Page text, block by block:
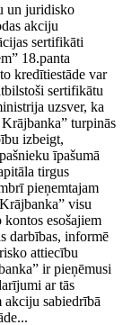
un juridisko
akciju
sertifikāti
18.panta
kredītiestāde var
sertifikātu
uzsver, ka
turpinās
izbeigt,
īpašumā
tirgus
pieņemtajam
visu
kontos esošajiem
darbības, informē
attiecību
ir pieņēmusi
ar tās
sabiedrībā